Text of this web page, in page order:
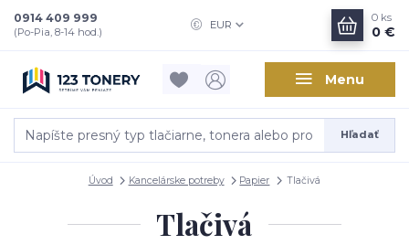
Menu
EUR
Hľadať
0914 409 999
(Po-Pia, 8-14 hod.)
0 ks
0 €
Úvod Kancelárske potreby Papier Tlačivá
Tlačivá